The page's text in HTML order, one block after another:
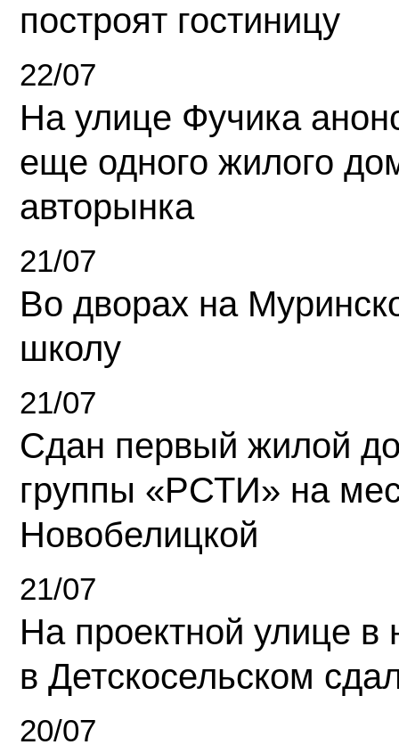
построят гостиницу
22/07
На улице Фучика
еще одного жилого
авторынка
21/07
Во дворах на
школу
21/07
Сдан первый жилой
группы «РСТИ» на
Новобелицкой
21/07
На проектной улице
в Детскосельском
20/07